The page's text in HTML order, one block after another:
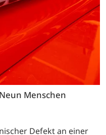
Menschen
Defekt an einer